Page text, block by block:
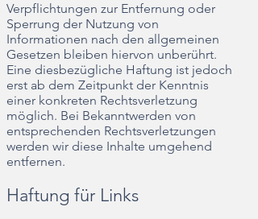
Verpflichtungen zur Entfernung oder
Sperrung der Nutzung von
Informationen nach den allgemeinen
Gesetzen bleiben hiervon unberührt.
Eine diesbezügliche Haftung ist jedoch
erst ab dem Zeitpunkt der Kenntnis
einer konkreten Rechtsverletzung
möglich. Bei Bekanntwerden von
entsprechenden Rechtsverletzungen
werden wir diese Inhalte umgehend
entfernen.
Haftung für Links